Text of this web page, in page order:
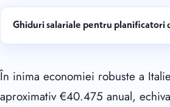
Ghiduri salariale pentru planificatori
În inima economiei robuste a
aproximativ €40.475 anual,